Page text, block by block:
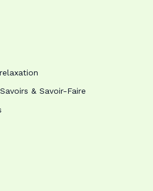
& Savoir-Faire